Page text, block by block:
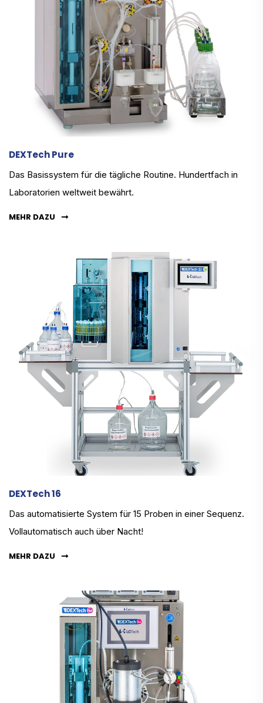
DEXTech Pure
Das Basissystem für die tägliche Routine. Hundertfach in
Laboratorien weltweit bewährt.
MEHR DAZU
DEXTech 16
Das automatisierte System für 15 Proben in einer Sequenz.
Vollautomatisch auch über Nacht!
MEHR DAZU